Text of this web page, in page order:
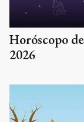
Horóscopo
2026